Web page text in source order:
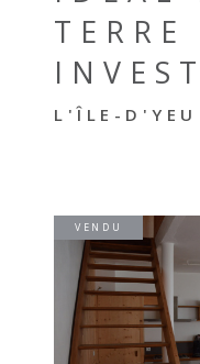
L'ÎLE-
VENDU